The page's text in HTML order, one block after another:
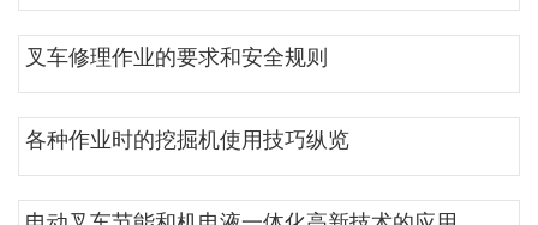
叉车修理作业的要求和安全规则
各种作业时的挖掘机使用技巧纵览